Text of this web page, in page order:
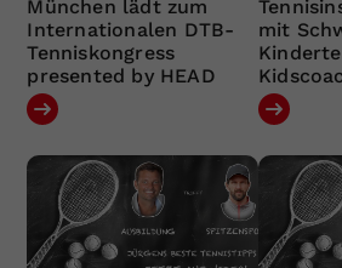
München lädt zum
Internationalen DTB-
Tenniskongress
presented by HEAD
mit